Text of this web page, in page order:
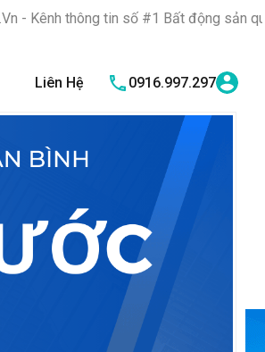
số #1 Bất động sản quận Tân Bình
Liên Hệ 0916.997.297